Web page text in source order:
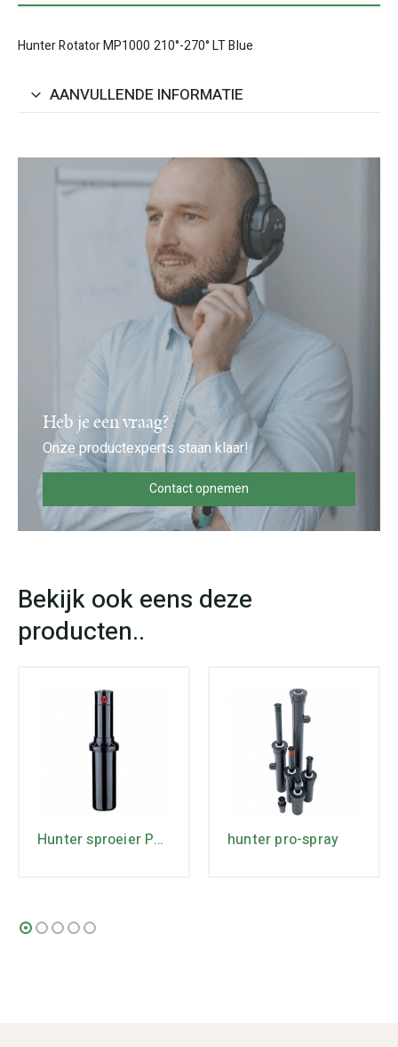
Hunter Rotator MP1000 210°-270° LT Blue
AANVULLENDE INFORMATIE
Heb je een vraag?
Onze productexperts staan klaar!
Contact opnemen
Hunter sproeier PGP-ULTRA-12 hunter pro-spray